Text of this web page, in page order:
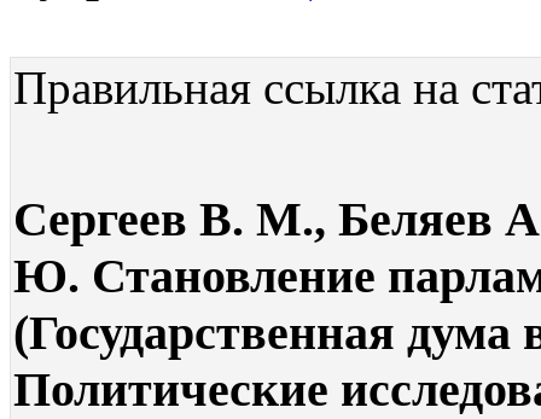
Правильная ссылка на
Сергеев В. М., Беляев
Ю. Становление
(Государственная дума
Политические